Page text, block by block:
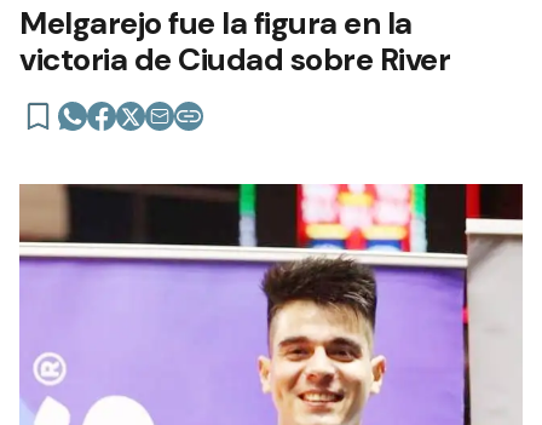
Melgarejo fue la figura en la
victoria de Ciudad sobre River